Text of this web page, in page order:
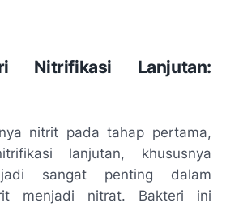
Nitrifikasi Lanjutan:
nitrit pada tahap pertama,
lanjutan, khususnya
sangat penting dalam
menjadi nitrat. Bakteri ini